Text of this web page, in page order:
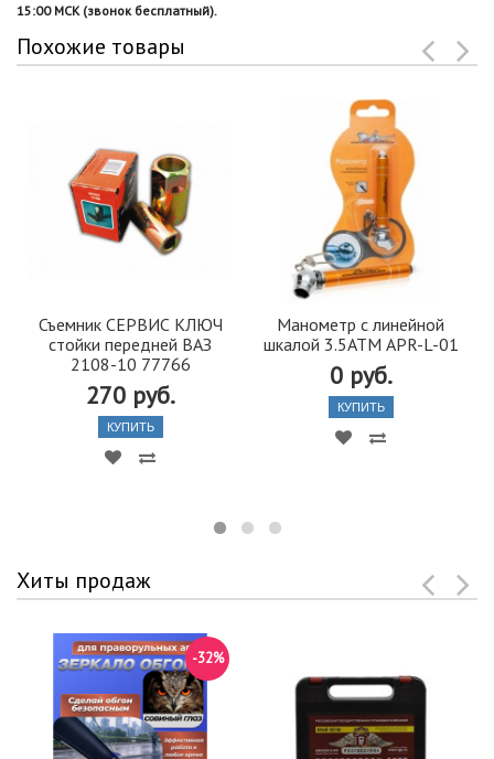
15:00 МСК (звонок бесплатный).
Похожие товары
Съемник СЕРВИС КЛЮЧ
стойки передней ВАЗ
2108-10 77766
270 руб.
КУПИТЬ
Манометр с линейной
шкалой 3.5АТМ APR-L-01
0 руб.
КУПИТЬ
Хиты продаж
-32%